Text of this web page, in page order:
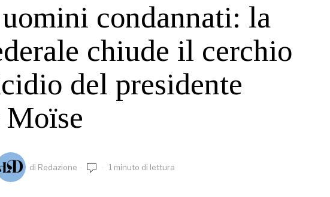
condannati: la
chiude il cerchio
del presidente
di Redazione 1 minuto di lettura